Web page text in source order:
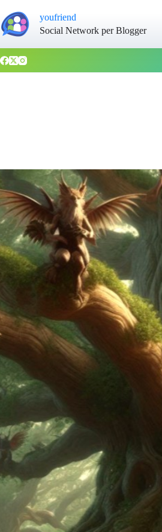
youfriend
Social Network per Blogger